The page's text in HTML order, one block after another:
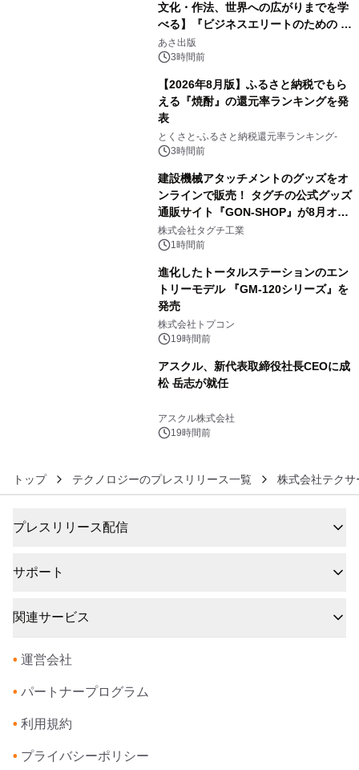
文化・作法、世界への広がりまでを学
べる】『ビジネスエリートのための 教
養としての蕎麦』2026年8月25日
（火）発売
あさ出版
3時間前
【2026年8月版】ふるさと納税でもら
える『焼酎』の還元率ランキングを発
表
とくさと-ふるさと納税還元率ランキング-
3時間前
建設機械アタッチメントのグッズをオ
ンラインで販売！ タグチの公式グッズ
通販サイト『GON-SHOP』が8月オー
プン
株式会社タグチ工業
1時間前
進化したトータルステーションのエン
トリーモデル 『GM-120シリーズ』を
発売
株式会社トプコン
19時間前
アスクル、新代表取締役社長CEOに成
松 岳志が就任
アスクル株式会社
19時間前
トップ テクノロジーのプレスリリース一覧 株式会社テクサ
プレスリリース配信
サポート
関連サービス
• 運営会社
• パートナープログラム
• 利用規約
• プライバシーポリシー